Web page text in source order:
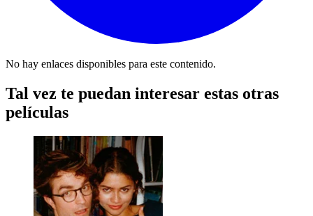
No hay enlaces disponibles para este contenido.
Tal vez te puedan interesar estas otras
películas